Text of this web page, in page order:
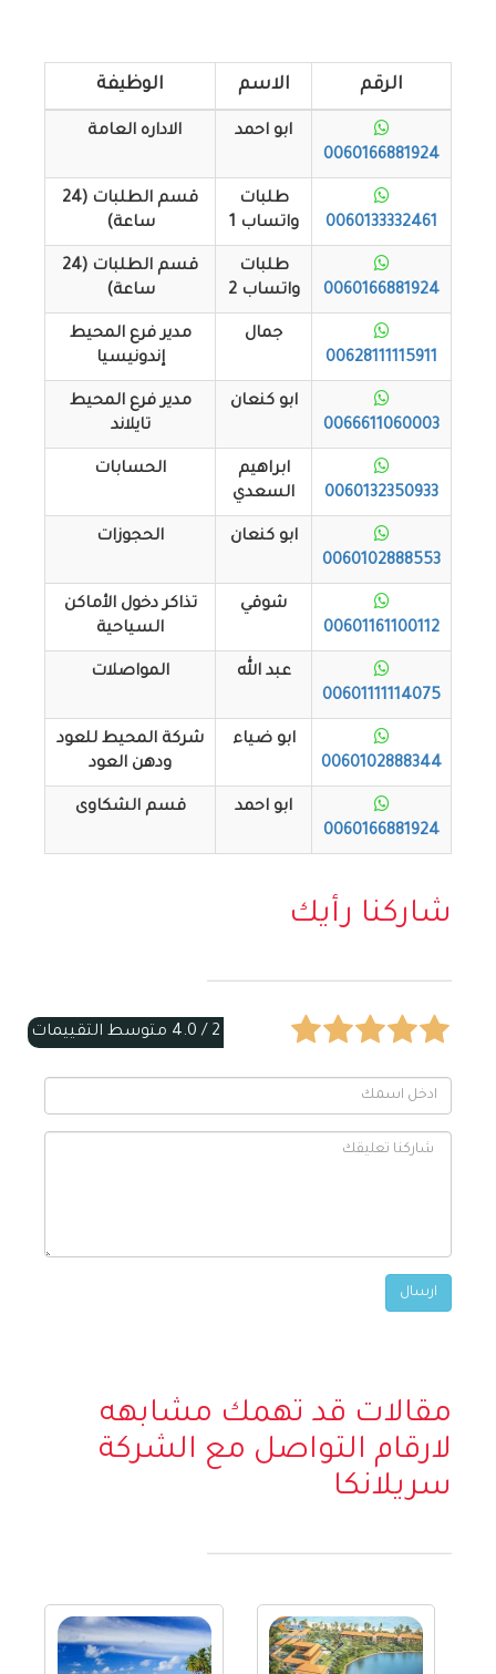
الرقم الاسم الوظيفة
0060166881924
ابو احمد الاداره العامة
0060133332461
طلبات
واتساب 1
قسم الطلبات (24
ساعة)
0060166881924
طلبات
واتساب 2
قسم الطلبات (24
ساعة)
00628111115911
جمال
مدير فرع المحيط
إندونيسيا
0066611060003
ابو كنعان
مدير فرع المحيط
تايلاند
0060132350933
ابراهيم
السعدي
الحسابات
0060102888553
ابو كنعان الحجوزات
00601161100112
شوقي
تذاكر دخول الأماكن
السياحية
00601111114075
عبد الله المواصلات
0060102888344
ابو ضياء
شركة المحيط للعود
ودهن العود
0060166881924
ابو احمد قسم الشكاوى
شاركنا رأيك
2 /
4.0 متوسط التقييمات
مقالات قد تهمك مشابهه
لارقام التواصل مع الشركة
سريلانكا